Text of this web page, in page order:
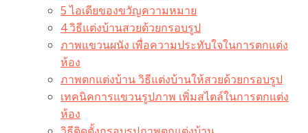
5 ไอเดียของขวัญความหมาย
4 วิธีแต่งบ้านสวยด้วยกรอบรูป
ภาพแขวนผนัง เพื่อความประทับใจในการตกแต่ง
ห้อง
ภาพตกแต่งบ้าน วิธีแต่งบ้านให้สวยด้วยกรอบรูป
เทคนิคการแขวนรูปภาพ เพิ่มสไตล์ในการตกแต่ง
ห้อง